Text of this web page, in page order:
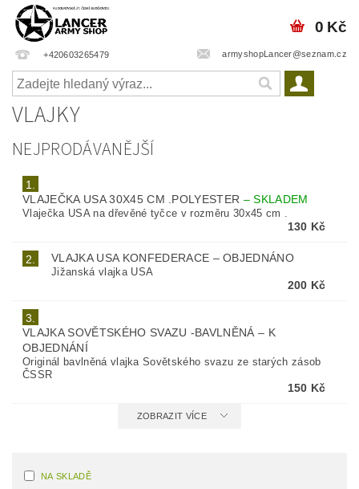
+420603265479 armyshopLancer@seznam.cz
0 Kč
VLAJKY
NEJPRODÁVANĚJŠÍ
1.
VLAJEČKA USA 30X45 CM .POLYESTER –SKLADEM
Vlaječka USA na dřevěné tyčce v rozměru 30x45 cm .
130 Kč
2. VLAJKA USA KONFEDERACE –OBJEDNÁNO
Jižanská vlajka USA
200 Kč
3.
VLAJKA SOVĚTSKÉHO SVAZU -BAVLNĚNÁ– K
OBJEDNÁNÍ
Originál bavlněná vlajka Sovětského svazu ze starých zásob
ČSSR
150 Kč
ZOBRAZIT VÍCE
NA SKLADĚ